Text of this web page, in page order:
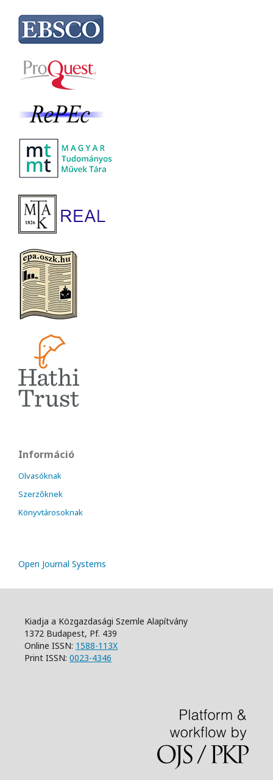
Információ
Olvasóknak
Szerzőknek
Könyvtárosoknak
Open Journal Systems
Kiadja a Közgazdasági Szemle Alapítvány
1372 Budapest, Pf. 439
Online ISSN: 1588-113X
Print ISSN: 0023-4346